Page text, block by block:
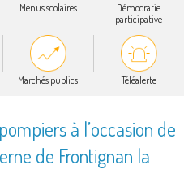
Menus scolaires
Démocratie
participative
Marchés publics Téléalerte
à l’occasion de
de Frontignan la